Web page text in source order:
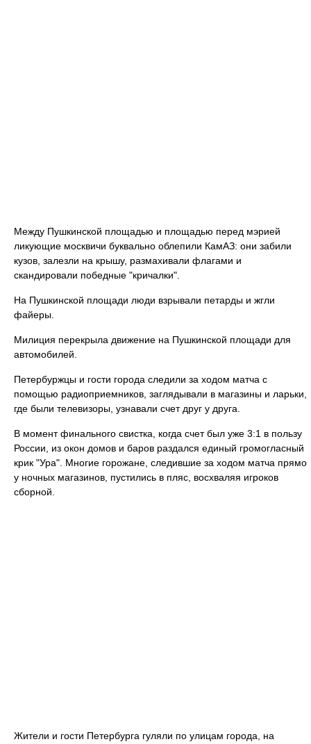
Между Пушкинской площадью и площадью перед мэрией
ликующие москвичи буквально облепили КамАЗ: они забили
кузов, залезли на крышу, размахивали флагами и
скандировали победные "кричалки".
На Пушкинской площади люди взрывали петарды и жгли
файеры.
Милиция перекрыла движение на Пушкинской площади для
автомобилей.
Петербуржцы и гости города следили за ходом матча с
помощью радиоприемников, заглядывали в магазины и ларьки,
где были телевизоры, узнавали счет друг у друга.
В момент финального свистка, когда счет был уже 3:1 в пользу
России, из окон домов и баров раздался единый громогласный
крик "Ура". Многие горожане, следившие за ходом матча прямо
у ночных магазинов, пустились в пляс, восхваляя игроков
сборной.
Жители и гости Петербурга гуляли по улицам города, на